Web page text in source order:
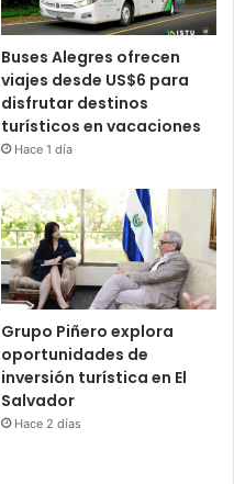
Buses Alegres ofrecen
viajes desde US$6 para
disfrutar destinos
turísticos en vacaciones
Hace 1 día
Grupo Piñero explora
oportunidades de
inversión turística en El
Salvador
Hace 2 días